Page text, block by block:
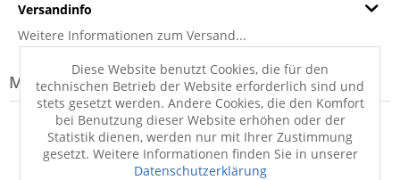
Versandinfo
Weitere Informationen zum Versand...
Modell-Familie: GANY
Diese Website benutzt Cookies, die für den
technischen Betrieb der Website erforderlich sind und
stets gesetzt werden. Andere Cookies, die den Komfort
bei Benutzung dieser Website erhöhen oder der
Statistik dienen, werden nur mit Ihrer Zustimmung
gesetzt. Weitere Informationen finden Sie in unserer
Datenschutzerklärung